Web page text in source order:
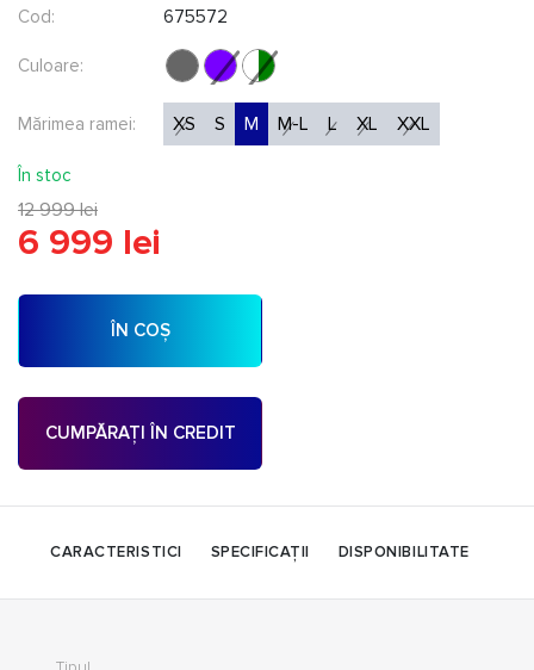
Cod: 675572
Culoare:
Mărimea ramei: XS S M M-L L XL XXL
În stoc
12 999 lei
6 999 lei
ÎN COȘ
CUMPĂRAȚI ÎN CREDIT
CARACTERISTICI SPECIFICAȚII DISPONIBILITATE